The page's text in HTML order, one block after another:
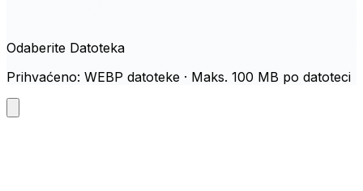
Odaberite Datoteka
Prihvaćeno: WEBP datoteke · Maks. 100 MB po datoteci